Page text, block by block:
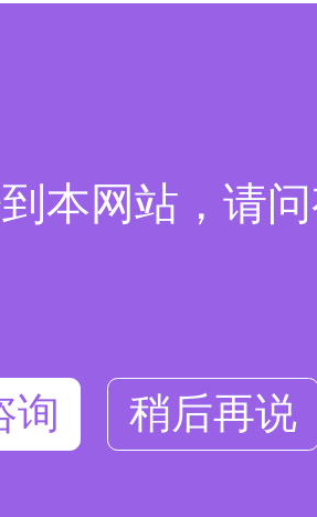
本网站，请
询 稍后再说